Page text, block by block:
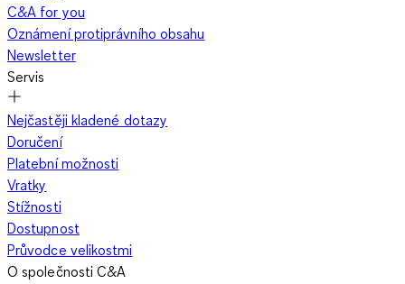
C&A for you
Oznámení protiprávního obsahu
Newsletter
Servis
Nejčastěji kladené dotazy
Doručení
Platební možnosti
Vratky
Stížnosti
Dostupnost
Průvodce velikostmi
O společnosti C&A